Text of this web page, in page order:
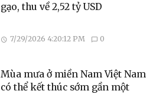
gạo, thu về 2,52 tỷ USD
7/29/2026 4:20:12 PM 0
Mùa mưa ở miền Nam Việt Nam
có thể kết thúc sớm gần một